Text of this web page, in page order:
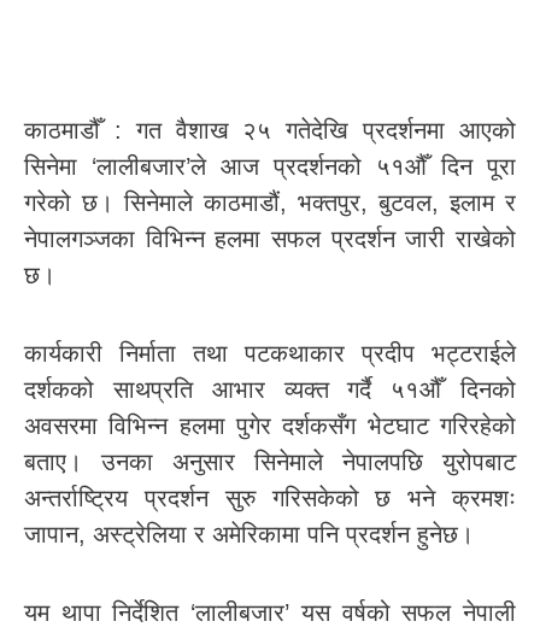
काठमाडौँ : गत वैशाख २५ गतेदेखि प्रदर्शनमा आएको
सिनेमा ‘लालीबजार’ले आज प्रदर्शनको ५१औँ दिन पूरा
गरेको छ। सिनेमाले काठमाडौं, भक्तपुर, बुटवल, इलाम र
नेपालगञ्जका विभिन्न हलमा सफल प्रदर्शन जारी राखेको
छ।
कार्यकारी निर्माता तथा पटकथाकार प्रदीप भट्टराईले
दर्शकको साथप्रति आभार व्यक्त गर्दै ५१औँ दिनको
अवसरमा विभिन्न हलमा पुगेर दर्शकसँग भेटघाट गरिरहेको
बताए। उनका अनुसार सिनेमाले नेपालपछि युरोपबाट
अन्तर्राष्ट्रिय प्रदर्शन सुरु गरिसकेको छ भने क्रमशः
जापान, अस्ट्रेलिया र अमेरिकामा पनि प्रदर्शन हुनेछ।
यम थापा निर्देशित ‘लालीबजार’ यस वर्षको सफल नेपाली